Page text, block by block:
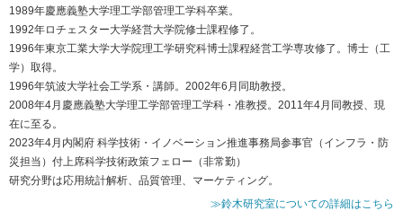
1989年慶應義塾大学理工学部管理工学科卒業。
1992年ロチェスター大学経営大学院修士課程修了。
1996年東京工業大学大学院理工学研究科博士課程経営工学専攻修了。博士（工
学）取得。
1996年筑波大学社会工学系・講師。2002年6月同助教授。
2008年4月慶應義塾大学理工学部管理工学科・准教授。2011年4月同教授、現
在に至る。
2023年4月内閣府 科学技術・イノベーション推進事務局参事官（インフラ・防
災担当）付上席科学技術政策フェロー（非常勤）
研究分野は応用統計解析、品質管理、マーケティング。
≫鈴木研究室についての詳細はこちら